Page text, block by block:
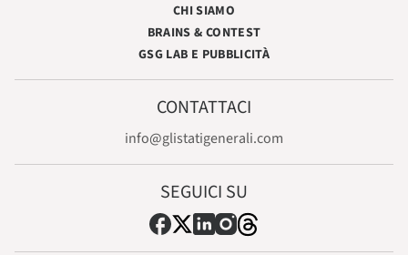
CHI SIAMO
BRAINS & CONTEST
GSG LAB E PUBBLICITÀ
CONTATTACI
info@glistatigenerali.com
SEGUICI SU